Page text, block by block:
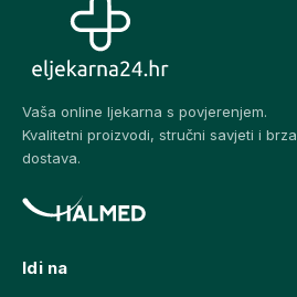
Vaša online ljekarna s povjerenjem.
Kvalitetni proizvodi, stručni savjeti i brza
dostava.
Idi na